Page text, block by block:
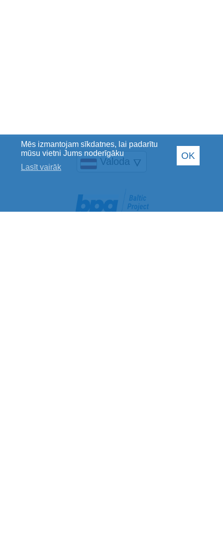
Mēs izmantojam sīkdatnes, lai padarītu
mūsu vietni Jums noderīgāku
Lasīt vairāk
OK
Valoda 🜄